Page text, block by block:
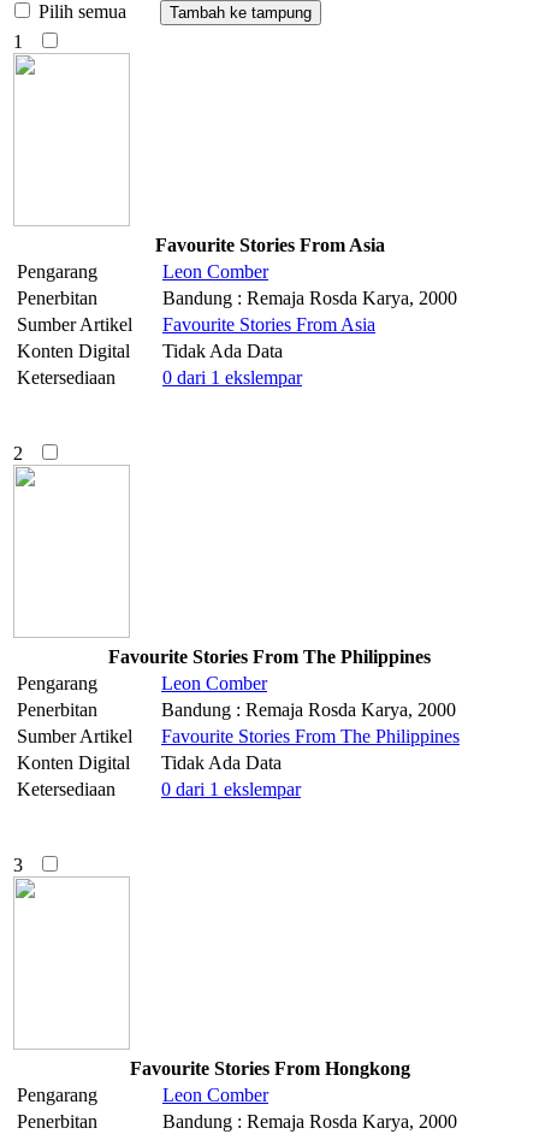
Pilih semua
1
Favourite Stories From Asia
Pengarang
Leon Comber
Penerbitan
Bandung : Remaja Rosda Karya, 2000
Sumber Artikel
Favourite Stories From Asia
Konten Digital
Tidak Ada Data
Ketersediaan
0 dari 1 ekslempar
2
Favourite Stories From The Philippines
Pengarang
Leon Comber
Penerbitan
Bandung : Remaja Rosda Karya, 2000
Sumber Artikel
Favourite Stories From The Philippines
Konten Digital
Tidak Ada Data
Ketersediaan
0 dari 1 ekslempar
3
Favourite Stories From Hongkong
Pengarang
Leon Comber
Penerbitan
Bandung : Remaja Rosda Karya, 2000